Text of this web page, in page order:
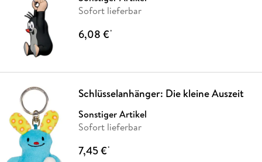
Sofort lieferbar
6,08 €*
Schlüsselanhänger: Die kleine Auszeit
Sonstiger Artikel
Sofort lieferbar
7,45 €*